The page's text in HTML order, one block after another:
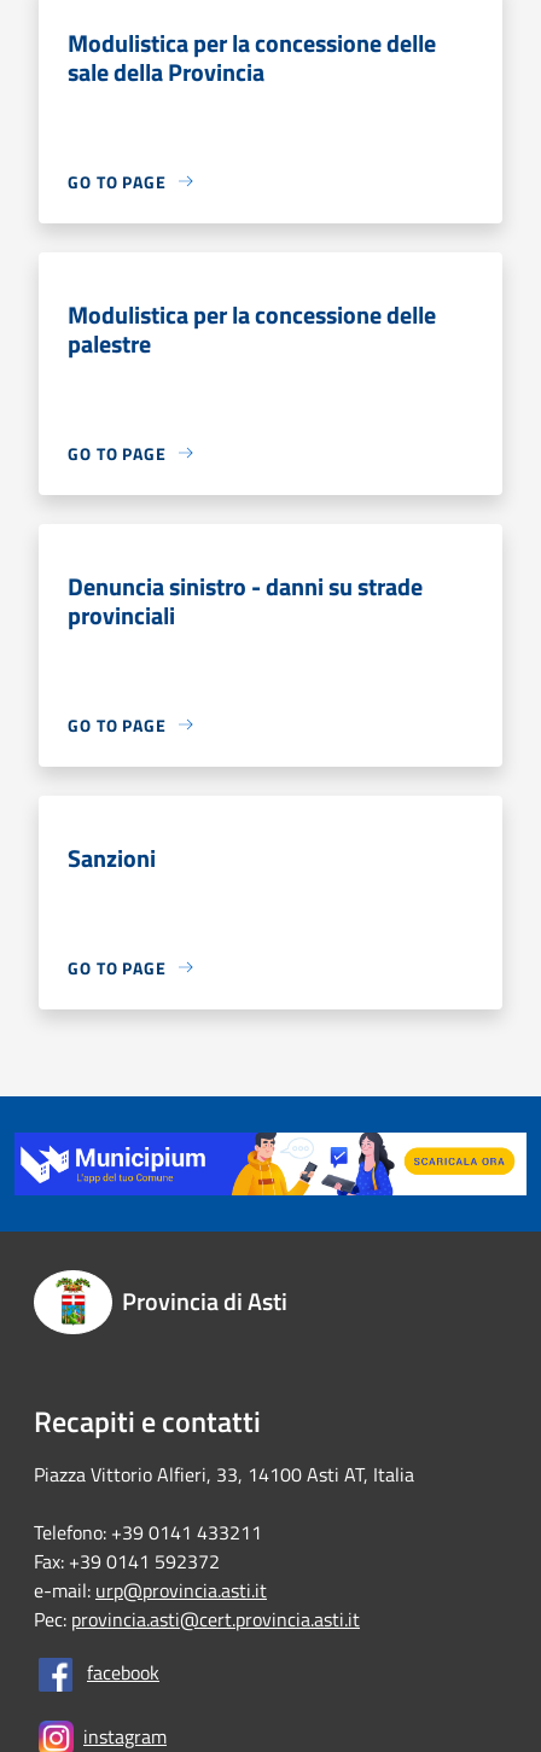
Modulistica per la concessione delle
sale della Provincia
GO TO PAGE
Modulistica per la concessione delle
palestre
GO TO PAGE
Denuncia sinistro - danni su strade
provinciali
GO TO PAGE
Sanzioni
GO TO PAGE
Provincia di Asti
Recapiti e contatti
Piazza Vittorio Alfieri, 33, 14100 Asti AT, Italia
Telefono: +39 0141 433211
Fax: +39 0141 592372
e-mail: urp@provincia.asti.it
Pec: provincia.asti@cert.provincia.asti.it
facebook
instagram